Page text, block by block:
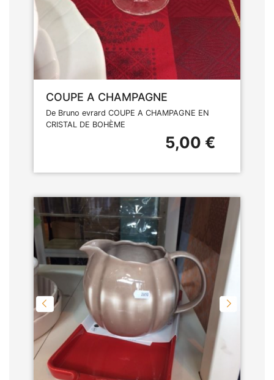
COUPE A CHAMPAGNE
De Bruno evrard COUPE A CHAMPAGNE EN
CRISTAL DE BOHÈME
5,00 €